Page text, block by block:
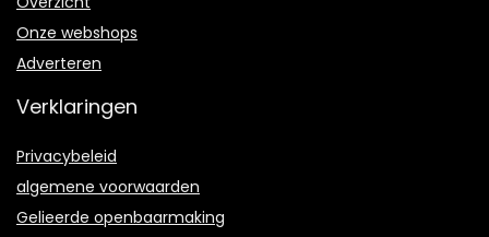
Onze webshops
Adverteren
Verklaringen
Privacybeleid
algemene voorwaarden
Gelieerde openbaarmaking